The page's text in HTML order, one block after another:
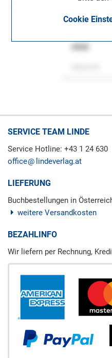
Cookie
SERVICE TEAM LINDE
Service Hotline: +43 1 24 630
office
lindeverlag.at
LIEFERUNG
Buchbestellungen in
weitere Versandkosten
BEZAHLINFO
Wir liefern per Rechnung,